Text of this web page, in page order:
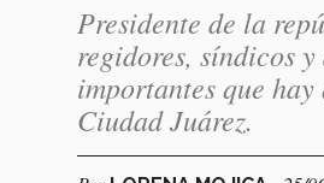
Presidente de la
regidores, síndicos
importantes que
Ciudad Juárez.